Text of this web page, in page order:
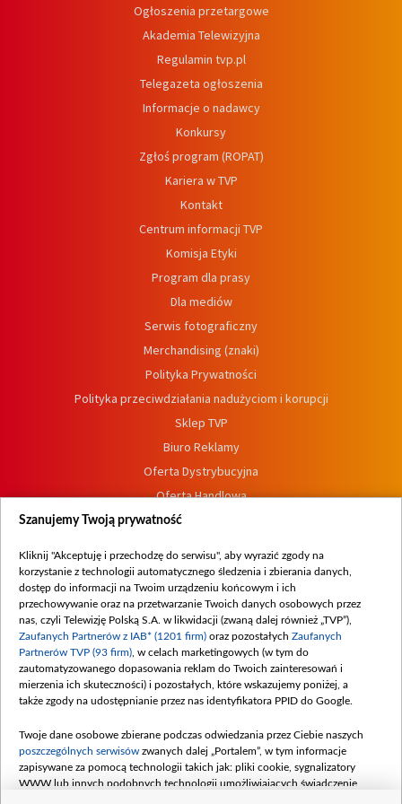
Ogłoszenia przetargowe
Akademia Telewizyjna
Regulamin tvp.pl
Telegazeta ogłoszenia
Informacje o nadawcy
Konkursy
Zgłoś program (ROPAT)
Kariera w TVP
Kontakt
Centrum informacji TVP
Komisja Etyki
Program dla prasy
Dla mediów
Serwis fotograficzny
Merchandising (znaki)
Polityka Prywatności
Polityka przeciwdziałania nadużyciom i korupcji
Sklep TVP
Biuro Reklamy
Oferta Dystrybucyjna
Oferta Handlowa
Dostępność
Procedura zgłoszeń wewnętrznych
Szanujemy Twoją prywatność
Kliknij "Akceptuję i przechodzę do serwisu", aby wyrazić zgody na
korzystanie z technologii automatycznego śledzenia i zbierania danych,
dostęp do informacji na Twoim urządzeniu końcowym i ich
przechowywanie oraz na przetwarzanie Twoich danych osobowych przez
nas, czyli Telewizję Polską S.A. w likwidacji (zwaną dalej również „TVP”),
Zaufanych Partnerów z IAB* (1201 firm) oraz pozostałych Zaufanych
Partnerów TVP (93 firm) , w celach marketingowych (w tym do
zautomatyzowanego dopasowania reklam do Twoich zainteresowań i
mierzenia ich skuteczności) i pozostałych, które wskazujemy poniżej, a
także zgody na udostępnianie przez nas identyfikatora PPID do Google.
Twoje dane osobowe zbierane podczas odwiedzania przez Ciebie naszych
poszczególnych serwisów zwanych dalej „Portalem”, w tym informacje
zapisywane za pomocą technologii takich jak: pliki cookie, sygnalizatory
WWW lub innych podobnych technologii umożliwiających świadczenie